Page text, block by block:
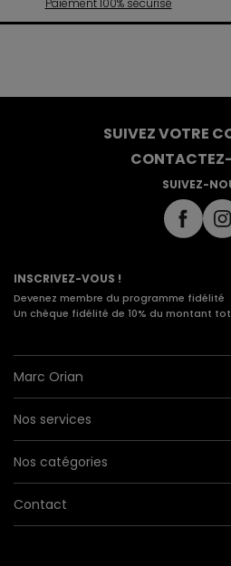
Paiement 100% sécurisé
SUIVEZ VOTRE
SUIVEZ-
INSCRIVEZ-VOUS !
Devenez membre du programme fidélité
Un chèque fidélité de 10% du montant
Marc Orian
Nos services
Nos catégories
Contact